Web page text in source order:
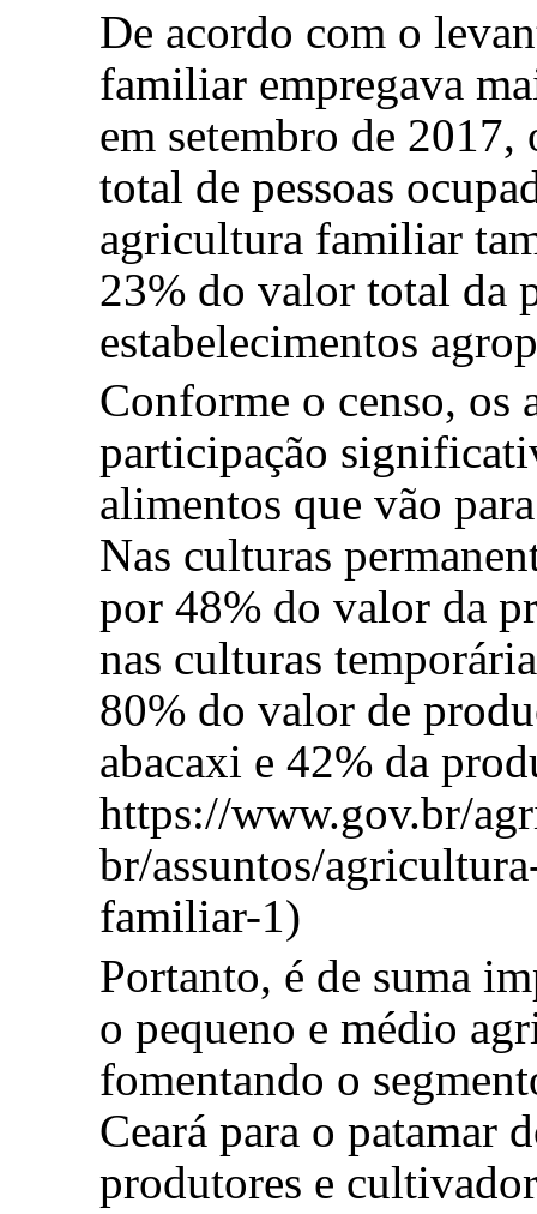
De acordo com o
familiar empregava
em setembro de 2017,
total de pessoas
agricultura familiar
23% do valor total da
estabelecimentos
Conforme o censo, os
participação
alimentos que vão
Nas culturas
por 48% do valor da
nas culturas
80% do valor de
abacaxi e 42% da
https://www.gov.br/
br/assuntos/
familiar-1)
Portanto, é de suma
o pequeno e médio
fomentando o
Ceará para o patamar
produtores e